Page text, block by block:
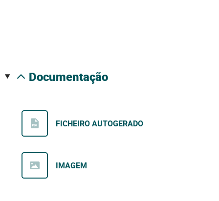
documentação
FICHEIRO AUTOGERADO
IMAGEM